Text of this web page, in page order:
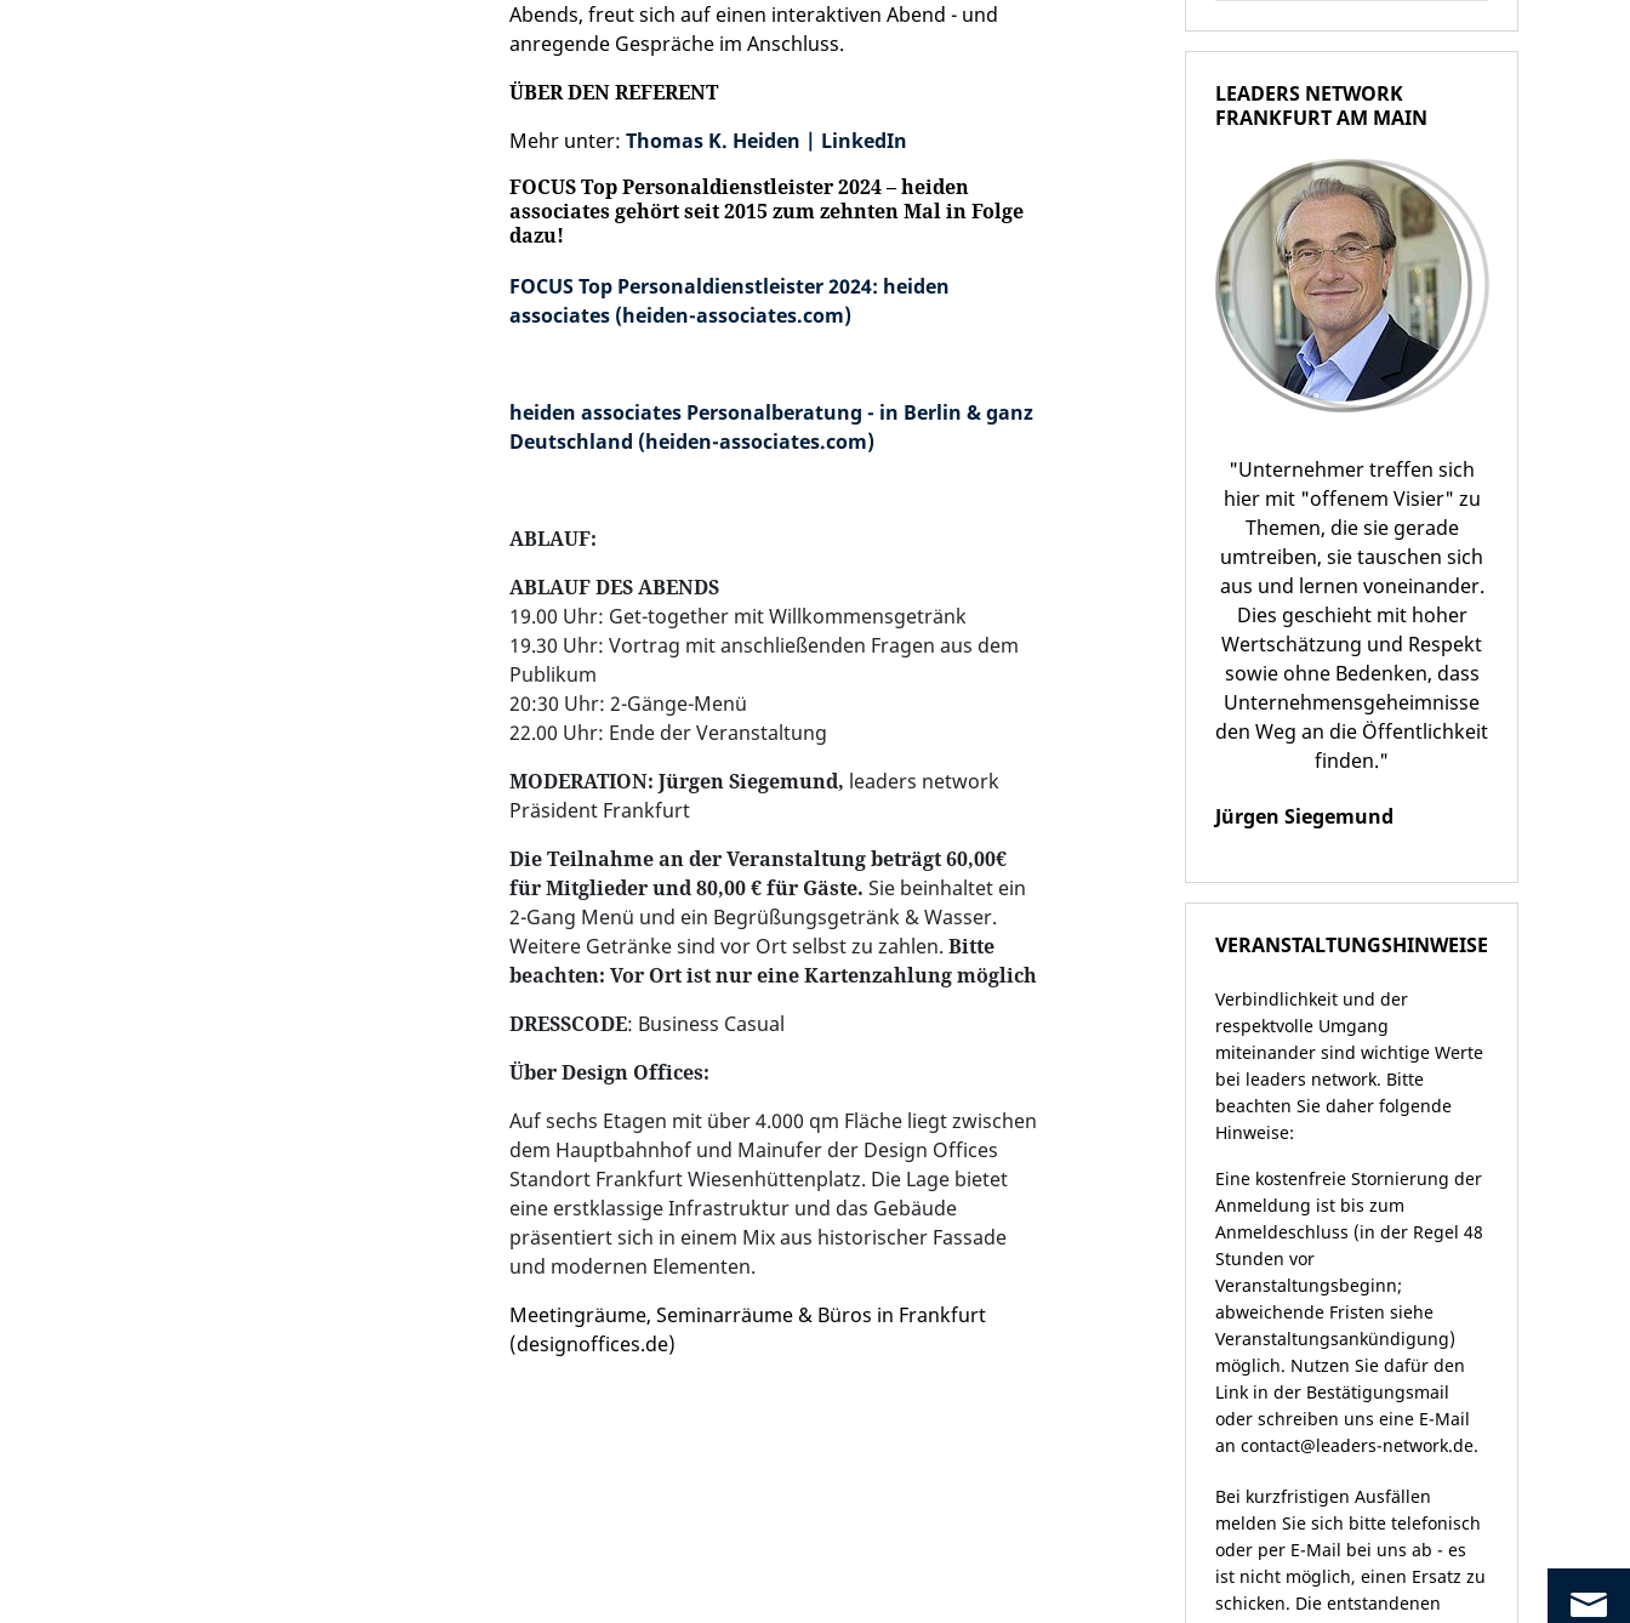
Abends, freut sich auf einen interaktiven Abend - und
anregende Gespräche im Anschluss.
ÜBER DEN REFERENT
Mehr unter: Thomas K. Heiden | LinkedIn
FOCUS Top Personaldienstleister 2024 – heiden
associates gehört seit 2015 zum zehnten Mal in Folge
dazu!
FOCUS Top Personaldienstleister 2024: heiden
associates (heiden-associates.com)
heiden associates Personalberatung - in Berlin & ganz
Deutschland (heiden-associates.com)
ABLAUF:
ABLAUF DES ABENDS
19.00 Uhr: Get-together mit Willkommensgetränk
19.30 Uhr: Vortrag mit anschließenden Fragen aus dem
Publikum
20:30 Uhr: 2-Gänge-Menü
22.00 Uhr: Ende der Veranstaltung
MODERATION: Jürgen Siegemund, leaders network
Präsident Frankfurt
Die Teilnahme an der Veranstaltung beträgt 60,00€
für Mitglieder und 80,00 € für Gäste. Sie beinhaltet ein
2-Gang Menü und ein Begrüßungsgetränk & Wasser.
Weitere Getränke sind vor Ort selbst zu zahlen. Bitte
beachten: Vor Ort ist nur eine Kartenzahlung möglich
DRESSCODE: Business Casual
Über Design Offices:
Auf sechs Etagen mit über 4.000 qm Fläche liegt zwischen
dem Hauptbahnhof und Mainufer der Design Offices
Standort Frankfurt Wiesenhüttenplatz. Die Lage bietet
eine erstklassige Infrastruktur und das Gebäude
präsentiert sich in einem Mix aus historischer Fassade
und modernen Elementen.
Meetingräume, Seminarräume & Büros in Frankfurt
(designoffices.de)
LEADERS NETWORK
FRANKFURT AM MAIN
"Unternehmer treffen sich
hier mit "offenem Visier" zu
Themen, die sie gerade
umtreiben, sie tauschen sich
aus und lernen voneinander.
Dies geschieht mit hoher
Wertschätzung und Respekt
sowie ohne Bedenken, dass
Unternehmensgeheimnisse
den Weg an die Öffentlichkeit
finden."
Jürgen Siegemund
VERANSTALTUNGSHINWEISE
Verbindlichkeit und der
respektvolle Umgang
miteinander sind wichtige Werte
bei leaders network. Bitte
beachten Sie daher folgende
Hinweise:
Eine kostenfreie Stornierung der
Anmeldung ist bis zum
Anmeldeschluss (in der Regel 48
Stunden vor
Veranstaltungsbeginn;
abweichende Fristen siehe
Veranstaltungsankündigung)
möglich. Nutzen Sie dafür den
Link in der Bestätigungsmail
oder schreiben uns eine E-Mail
an contact@leaders-network.de.
Bei kurzfristigen Ausfällen
melden Sie sich bitte telefonisch
oder per E-Mail bei uns ab - es
ist nicht möglich, einen Ersatz zu
schicken. Die entstandenen